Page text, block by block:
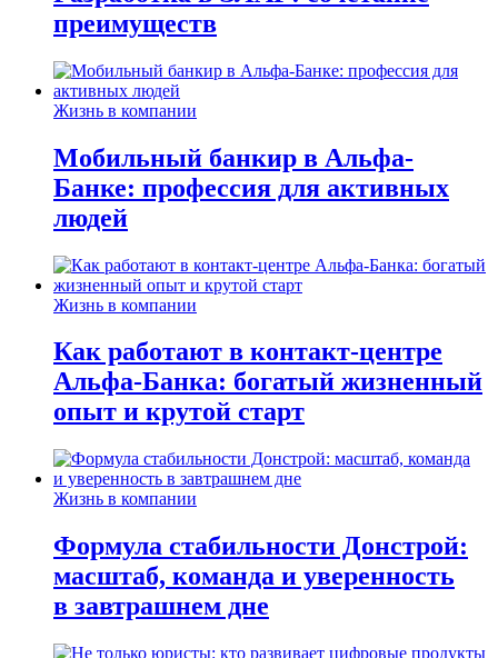
преимуществ
Жизнь в компании
Мобильный банкир в Альфа-
Банке: профессия для активных
людей
Жизнь в компании
Как работают в контакт-центре
Альфа-Банка: богатый жизненный
опыт и крутой старт
Жизнь в компании
Формула стабильности Донстрой:
масштаб, команда и уверенность
в завтрашнем дне